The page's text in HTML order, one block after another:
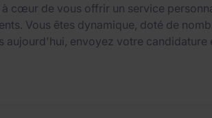
à cœur de vous offrir un service
Vous êtes dynamique, doté de
aujourd'hui, envoyez votre